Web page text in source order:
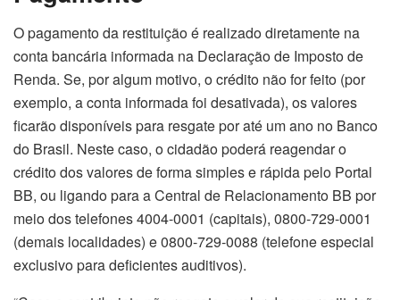
O pagamento da restituição é realizado diretamente na
conta bancária informada na Declaração de Imposto de
Renda. Se, por algum motivo, o crédito não for feito (por
exemplo, a conta informada foi desativada), os valores
ficarão disponíveis para resgate por até um ano no Banco
do Brasil. Neste caso, o cidadão poderá reagendar o
crédito dos valores de forma simples e rápida pelo Portal
BB, ou ligando para a Central de Relacionamento BB por
meio dos telefones 4004-0001 (capitais), 0800-729-0001
(demais localidades) e 0800-729-0088 (telefone especial
exclusivo para deficientes auditivos).